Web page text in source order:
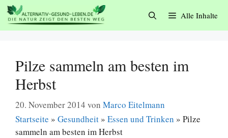
Zum
Inhalt
springen
Alle Inhalte
Pilze sammeln am besten im
Herbst
20. November 2014 von Marco Eitelmann
Startseite » Gesundheit » Essen und Trinken » Pilze
sammeln am besten im Herbst